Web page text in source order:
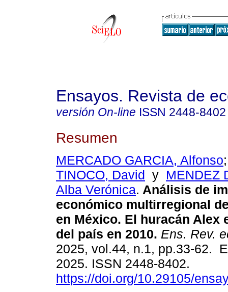
Ensayos. Revista de
versión On-line ISSN 2448-8402
Resumen
MERCADO GARCIA, Alfonso
TINOCO, David y MENDEZ
Alba Verónica. Análisis de
económico multirregional
en México. El huracán Alex
del país en 2010. Ens. Rev.
2025, vol.44, n.1, pp.33-62.
2025. ISSN 2448-8402.
https://doi.org/10.29105/